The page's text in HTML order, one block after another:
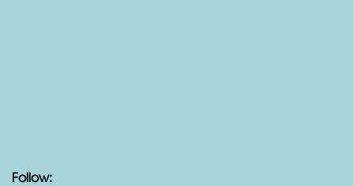
Follow: